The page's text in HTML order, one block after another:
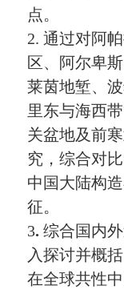
点。
2.通过对阿
区、阿尔卑
莱茵地堑、
里东与海西
关盆地及前
究，综合对
中国大陆构
征。
3.综合国内
入探讨并概
在全球共性